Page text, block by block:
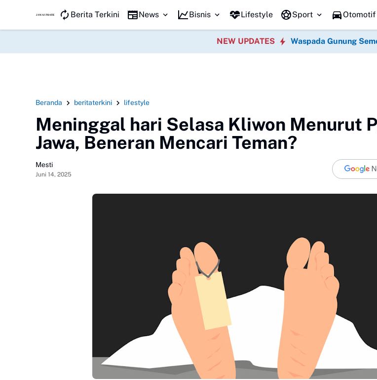
JAWA KILAT
Berita Terkini News Bisnis Lifestyle Sport Otomotif
NEW UPDATES Waspada Gunung
Beranda beritaterkini lifestyle
Meninggal hari Selasa Kliwon Menurut
Jawa, Beneran Mencari Teman?
Mesti
Juni 14, 2025